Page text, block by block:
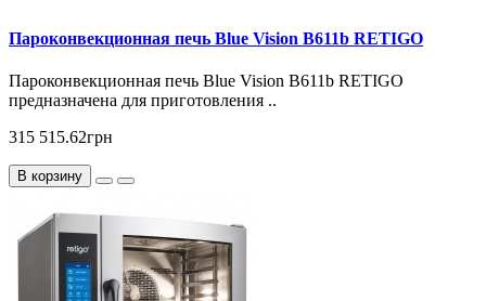
Пароконвекционная печь Blue Vision B611b RETIGO
Пароконвекционная печь Blue Vision B611b RETIGO
предназначена для приготовления ..
315 515.62грн
В корзину